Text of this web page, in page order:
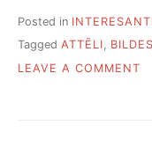
Posted in
Tagged ATTĒLI, BILDES
LEAVE A COMMENT